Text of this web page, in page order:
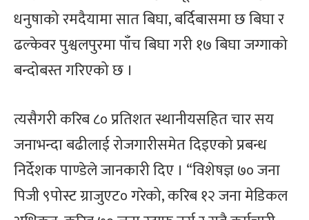
धनुषाको रमदैयामा सात बिघा, बर्दिबासमा छ बिघा र
ढल्केवर पुश्वलपुरमा पाँच बिघा गरी १७ बिघा जग्गाको
बन्दोबस्त गरिएको छ ।
त्यसैगरी करिब ८० प्रतिशत स्थानीयसहित चार सय
जनाभन्दा बढीलाई रोजगारीसमेत दिइएको प्रबन्ध
निर्देशक पाण्डेले जानकारी दिए । “विशेषज्ञ ७० जना
पिजी ९पोस्ट ग्राजुएट० गरेको, करिब १२ जना मेडिकल